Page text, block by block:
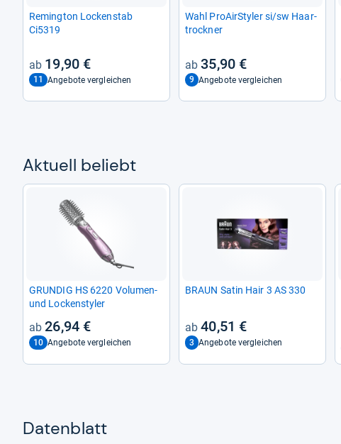
Reming­ton Locken­stab
Ci5319
19,90 €
11 Angebote vergleichen
Wahl ProAir­Sty­ler si/sw Haar­
trock­ner
35,90 €
9 Angebote vergleichen
Aktu­ell beliebt
GRUN­DIG HS 6220 Volu­men-​
und Lockensty­ler
26,94 €
10 Angebote vergleichen
BRAUN Satin Hair 3 AS 330
40,51 €
3 Angebote vergleichen
Datenblatt